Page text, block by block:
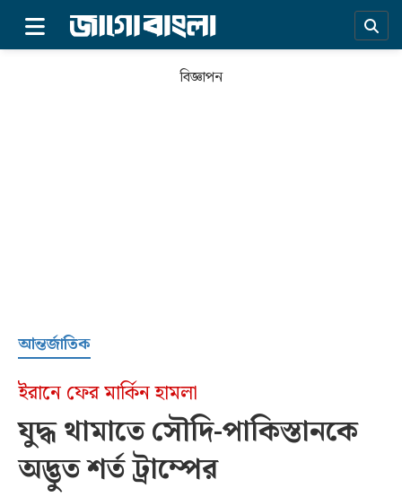
সর্বশেষ
সব
বিভাগ
বিজ্ঞাপন
আন্তর্জাতিক
ইরানে ফের মার্কিন হামলা
যুদ্ধ থামাতে সৌদি-পাকিস্তানকে
অদ্ভুত শর্ত ট্রাম্পের